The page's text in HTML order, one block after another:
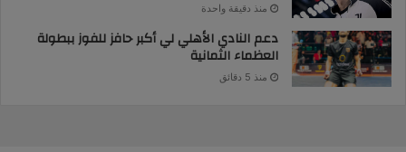
منذ دقيقة واحدة
دعم النادي الأهلي لي أكبر حافز للفوز ببطولة
العظماء الثمانية
منذ 5 دقائق